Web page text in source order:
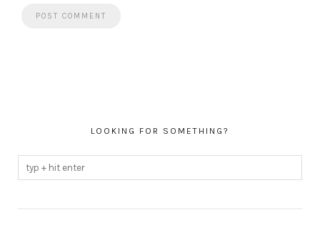
LOOKING FOR SOMETHING?